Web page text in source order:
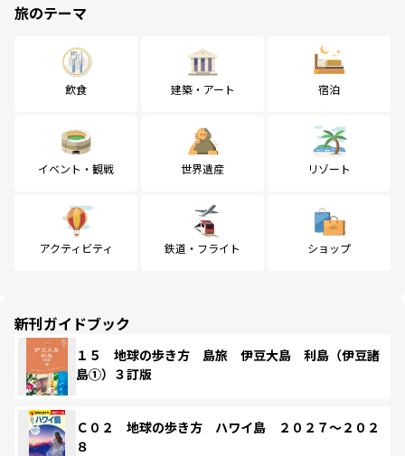
旅のテーマ
飲食 建築・アート 宿泊
イベント・観戦 世界遺産 リゾート
アクティビティ 鉄道・フライト ショップ
新刊ガイドブック
１５ 地球の歩き方 島旅 伊豆大島 利島（伊豆諸
島①）３訂版
Ｃ０２ 地球の歩き方 ハワイ島 ２０２７～２０２
８